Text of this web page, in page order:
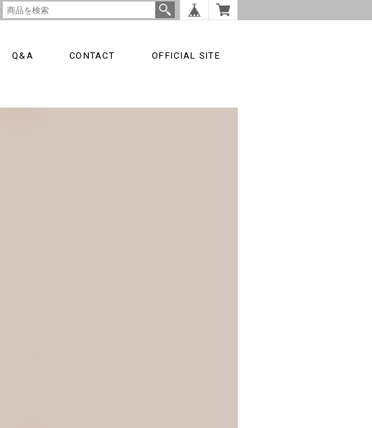
Q&A CONTACT OFFICIAL SITE